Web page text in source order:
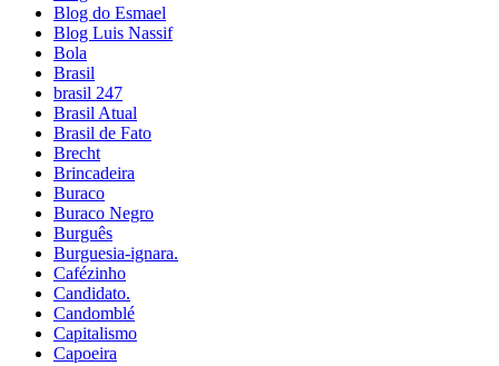
Blog do Esmael
Blog Luis Nassif
Bola
Brasil
brasil 247
Brasil Atual
Brasil de Fato
Brecht
Brincadeira
Buraco
Buraco Negro
Burguês
Burguesia-ignara.
Cafézinho
Candidato.
Candomblé
Capitalismo
Capoeira